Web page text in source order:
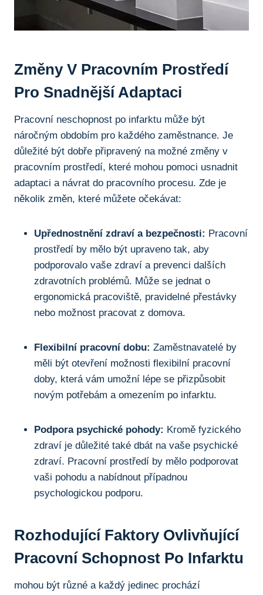
Změny V Pracovním Prostředí
Pro Snadnější Adaptaci
Pracovní neschopnost po infarktu může být
náročným obdobím pro každého zaměstnance. Je
důležité být dobře připravený na možné změny v
pracovním prostředí, které mohou pomoci usnadnit
adaptaci a návrat do pracovního procesu. Zde je
několik změn, které můžete očekávat:
Upřednostnění zdraví a bezpečnosti: Pracovní
prostředí by mělo být upraveno tak, aby
podporovalo vaše zdraví a prevenci dalších
zdravotních problémů. Může se jednat o
ergonomická pracoviště, pravidelné přestávky
nebo možnost pracovat z domova.
Flexibilní pracovní dobu: Zaměstnavatelé by
měli být otevření možnosti flexibilní pracovní
doby, která vám umožní lépe se přizpůsobit
novým potřebám a omezením po infarktu.
Podpora psychické pohody: Kromě fyzického
zdraví je důležité také dbát na vaše psychické
zdraví. Pracovní prostředí by mělo podporovat
vaši pohodu a nabídnout případnou
psychologickou podporu.
Rozhodující Faktory Ovlivňující
Pracovní Schopnost Po Infarktu
mohou být různé a každý jedinec prochází